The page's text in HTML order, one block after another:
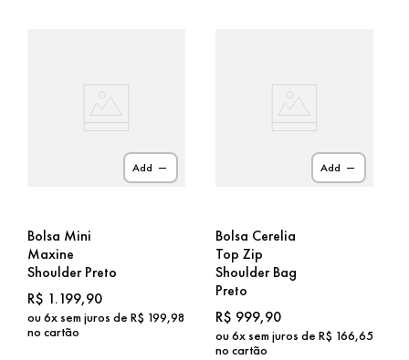
Add
Bolsa Mini
Maxine
Shoulder Preto
R$ 1.199,90
ou6x sem juros de R$ 199,98
no cartão
Add
Bolsa Cerelia
Top Zip
Shoulder Bag
Preto
R$ 999,90
ou6x sem juros de R$ 166,65
no cartão